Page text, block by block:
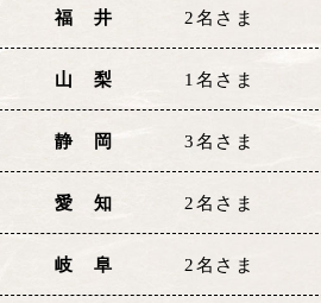
福 井 2名さま
山 梨 1名さま
静 岡 3名さま
愛 知 2名さま
岐 阜 2名さま